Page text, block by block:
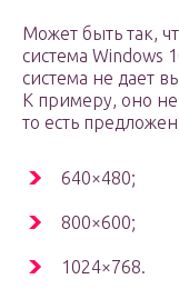
Может быть так,
система Windows
система не дает
К примеру, оно
то есть
640×480;
800×600;
1024×768.